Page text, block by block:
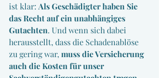
ist klar: Als Geschädigter haben Sie
das Recht auf ein unabhängiges
Gutachten. Und wenn sich dabei
herausstellt, dass die Schadenablöse
zu gering war, muss die Versicherung
auch die Kosten für unser